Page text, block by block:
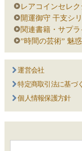
レアコインセレ
開運御守 干支シ
関連書籍・サプ
”時間の芸術” 魅
運営会社
特定商取引法に基づ
個人情報保護方針